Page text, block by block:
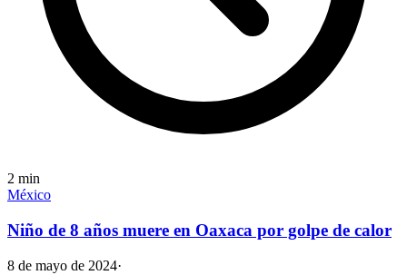
2 min
México
Niño de 8 años muere en Oaxaca por golpe de calor
8 de mayo de 2024·